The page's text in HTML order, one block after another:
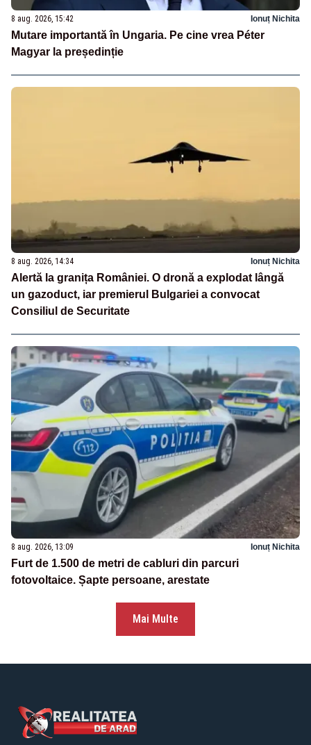
8 aug. 2026, 15:42 Ionuț Nichita
Mutare importantă în Ungaria. Pe cine vrea Péter
Magyar la președinție
8 aug. 2026, 14:34 Ionuț Nichita
Alertă la granița României. O dronă a explodat lângă
un gazoduct, iar premierul Bulgariei a convocat
Consiliul de Securitate
8 aug. 2026, 13:09 Ionuț Nichita
Furt de 1.500 de metri de cabluri din parcuri
fotovoltaice. Șapte persoane, arestate
Mai Multe